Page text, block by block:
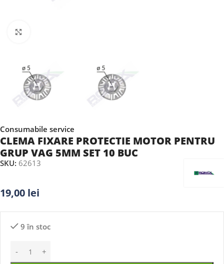
Consumabile service
CLEMA FIXARE PROTECTIE MOTOR PENTRU
GRUP VAG 5MM SET 10 BUC
SKU: 62613
19,00 lei
9 în stoc